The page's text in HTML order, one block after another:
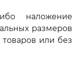
наложение
размеров
или без